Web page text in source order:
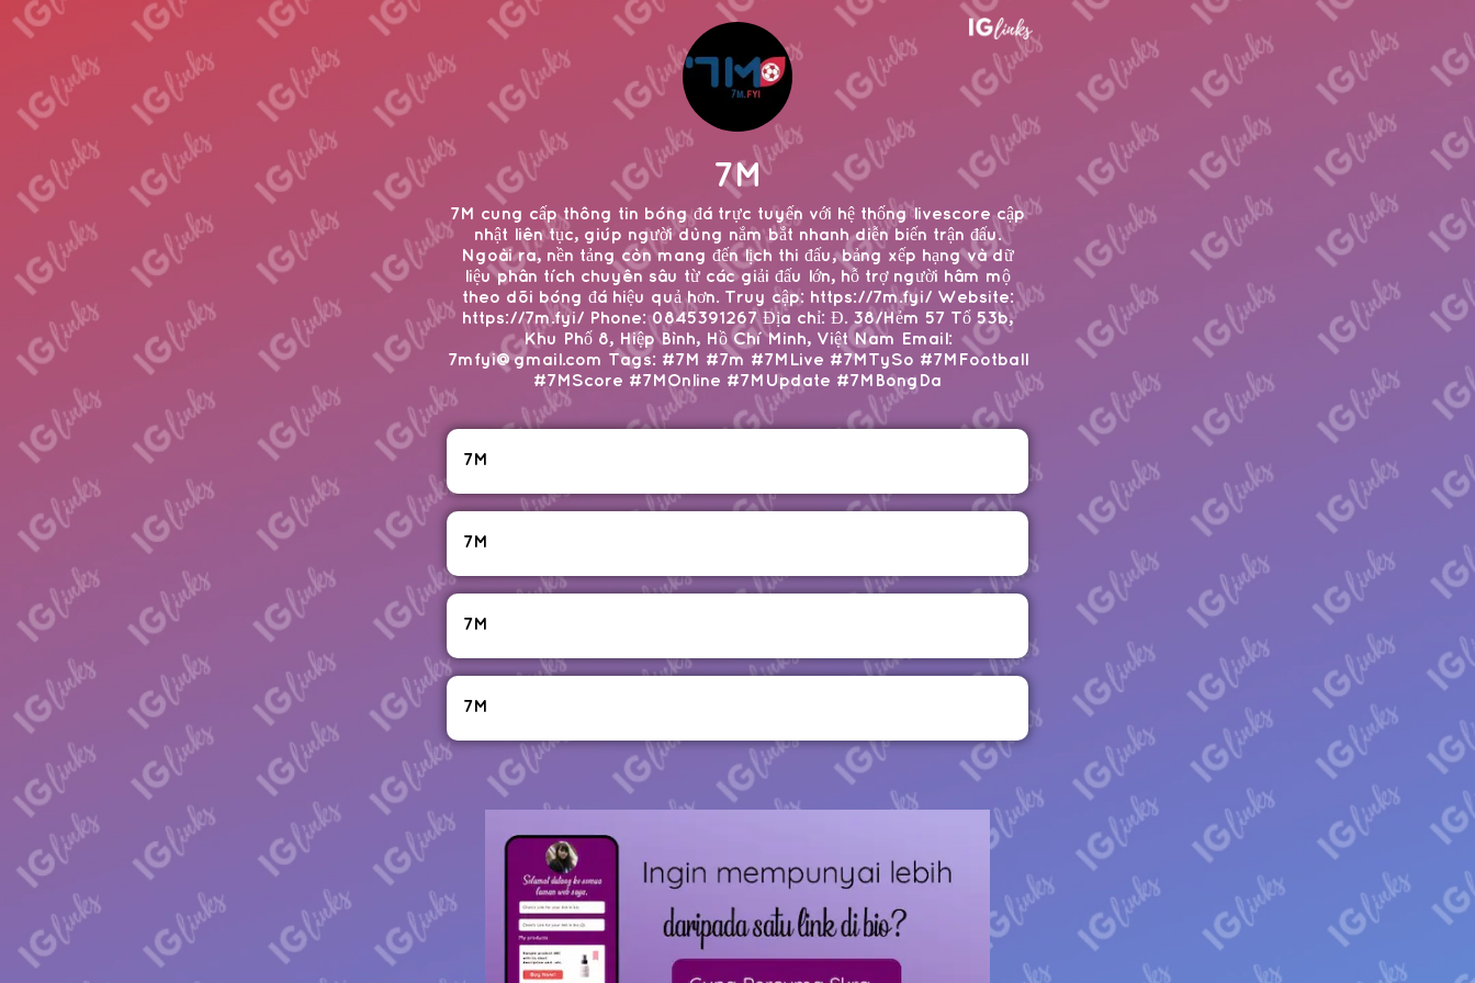
7M
7M cung cấp thông tin bóng đá trực tuyến với hệ thống livescore cập
nhật liên tục, giúp người dùng nắm bắt nhanh diễn biến trận đấu.
Ngoài ra, nền tảng còn mang đến lịch thi đấu, bảng xếp hạng và dữ
liệu phân tích chuyên sâu từ các giải đấu lớn, hỗ trợ người hâm mộ
theo dõi bóng đá hiệu quả hơn. Truy cập: https://7m.fyi/ Website:
https://7m.fyi/ Phone: 0845391267 Địa chỉ: Đ. 38/Hẻm 57 Tổ 53b,
Khu Phố 8, Hiệp Bình, Hồ Chí Minh, Việt Nam Email:
7mfyi@gmail.com Tags: #7M #7m #7MLive #7MTySo #7MFootball
#7MScore #7MOnline #7MUpdate #7MBongDa
7M
7M
7M
7M